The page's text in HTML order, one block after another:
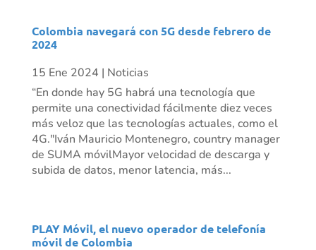
Colombia navegará con 5G desde febrero de
2024
15 Ene 2024 | Noticias
“En donde hay 5G habrá una tecnología que
permite una conectividad fácilmente diez veces
más veloz que las tecnologías actuales, como el
4G."Iván Mauricio Montenegro, country manager
de SUMA móvilMayor velocidad de descarga y
subida de datos, menor latencia, más...
PLAY Móvil, el nuevo operador de telefonía
móvil de Colombia